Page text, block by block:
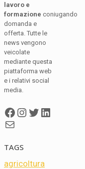
lavoro e
formazione coniugando
domanda e
offerta. Tutte le
news vengono
veicolate
mediante questa
piattaforma web
e i relativi social
media.
Facebook
Instagram
Twitter
LinkedIn
Mail
TAGS
agricoltura